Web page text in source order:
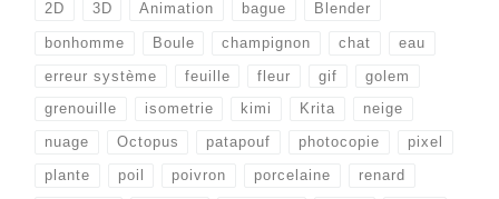
2D 3D Animation bague Blender
bonhomme Boule champignon chat eau
erreur système feuille fleur gif golem
grenouille isometrie kimi Krita neige
nuage Octopus patapouf photocopie pixel
plante poil poivron porcelaine renard